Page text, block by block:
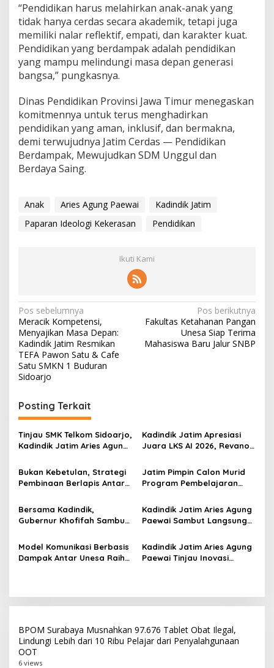
“Pendidikan harus melahirkan anak-anak yang
tidak hanya cerdas secara akademik, tetapi juga
memiliki nalar reflektif, empati, dan karakter kuat.
Pendidikan yang berdampak adalah pendidikan
yang mampu melindungi masa depan generasi
bangsa,” pungkasnya.
Dinas Pendidikan Provinsi Jawa Timur menegaskan
komitmennya untuk terus menghadirkan
pendidikan yang aman, inklusif, dan bermakna,
demi terwujudnya Jatim Cerdas — Pendidikan
Berdampak, Mewujudkan SDM Unggul dan
Berdaya Saing.
Anak Aries Agung Paewai
Kadindik Jatim
Paparan Ideologi Kekerasan
Pendidikan
Ikuti Kami
N
a
v
i
g
a
s
i
p
o
s
Pos sebelumnya
Meracik Kompetensi,
Menyajikan Masa Depan:
Kadindik Jatim Resmikan
TEFA Pawon Satu & Cafe
Satu SMKN 1 Buduran
Sidoarjo
Pos berikutnya
Fakultas Ketahanan Pangan
Unesa Siap Terima
Mahasiswa Baru Jalur SNBP
Posting Terkait
Tinjau SMK Telkom Sidoarjo,
Kadindik Jatim Aries Agung
Representatif Tingkatkan
Kualitas Pembelajaran
Kadindik Jatim Apresiasi
Juara LKS AI 2026, Revano
dari Gubernur Khofifah
Bukan Kebetulan, Strategi
Pembinaan Berlapis Antar
Juara Umum LKS Nasional
Jatim Pimpin Calon Murid
Program Pembelajaran
ATS Lolos Verifikasi dan
Siap Belajar
Bersama Kadindik,
Gubernur Khofifah Sambut
Umum LKS Dikmen Nasional
2026 di Grahadi
Kadindik Jatim Aries Agung
Paewai Sambut Langsung
Dikmen Nasional 2026 di
Pasar Turi
Model Komunikasi Berbasis
Dampak Antar Unesa Raih
Kadindik Jatim Aries Agung
Paewai Tinjau Inovasi
BPOM Surabaya Musnahkan 97.676 Tablet Obat Ilegal,
Lindungi Lebih dari 10 Ribu Pelajar dari Penyalahgunaan
OOT
6 views